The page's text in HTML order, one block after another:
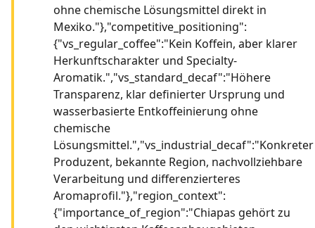
ohne chemische Lösungsmittel direkt in
Mexiko."},"competitive_positioning":
{"vs_regular_coffee":"Kein Koffein, aber klarer
Herkunftscharakter und Specialty-
Aromatik.","vs_standard_decaf":"Höhere
Transparenz, klar definierter Ursprung und
wasserbasierte Entkoffeinierung ohne
chemische
Lösungsmittel.","vs_industrial_decaf":"Konkreter
Produzent, bekannte Region, nachvollziehbare
Verarbeitung und differenzierteres
Aromaprofil."},"region_context":
{"importance_of_region":"Chiapas gehört zu